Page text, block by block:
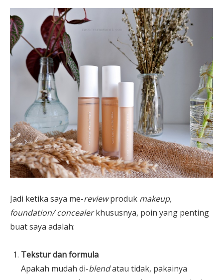
Jadi ketika saya me-reviewproduk makeup,
foundation/ concealerkhususnya, poin yang penting
buat saya adalah:
Tekstur dan formula
Apakah mudah di-blendatau tidak, pakainya